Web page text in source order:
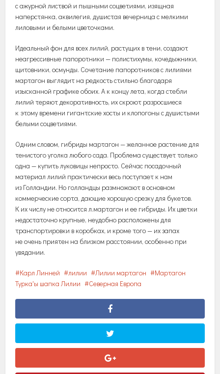
с ажурной листвой и пышными соцветиями, изящная
наперстянка, аквилегия, душистая вечерница с мелкими
лиловыми и белыми цветочками.
Идеальный фон для всех лилий, растущих в тени, создают
неагрессивные папоротники — полистихумы, кочедыжники,
щитовники, осмунды. Сочетание папоротников с лилиями
мартагон выглядит на редкость стильно благодаря
изысканной графике обоих. А к концу лета, когда стебли
лилий теряют декоративность, их скроют разросшиеся
к этому времени гигантские хосты и клопогоны с душистыми
белыми соцветиями.
Одним словом, гибриды мартагон — желанное растение для
тенистого уголка любого сада. Проблема существует только
одна — купить луковицы непросто. Сейчас посадочный
материал лилий практически весь поступает к нам
из Голландии. Но голландцы размножают в основном
коммерческие сорта, дающие хорошую срезку для букетов.
К их числу не относится л.мартагон и ее гибриды. Их цветки
недостаточно крупные, неудобно расположены для
транспортировки в коробках, и кроме того — их запах
не очень приятен на близком расстоянии, особенно при
увядании.
Карл Линней лилии Лилии мартагон
Мартагон
Турка'ы шапка Лилии
Северная Европа